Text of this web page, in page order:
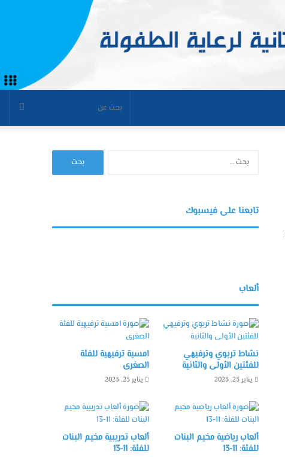
تابعنا على فيسبوك
ألعاب
نشاط تربوي وترفيهي
للفئتين الأولى والثانية
يناير 23, 2023
امسية ترفيهية للفئة
الصغرى
يناير 23, 2023
ألعاب رياضية مخيم البنات
للفئة: 11-13
ألعاب تدريبية مخيم البنات
للفئة: 11-13